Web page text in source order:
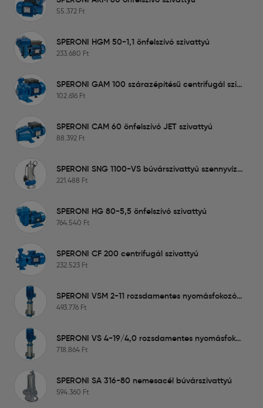
55.372 Ft
SPERONI HGM 50-1,1 önfelszívó szivattyú
233.680 Ft
SPERONI GAM 100 szárazépítésű centrifugál szivattyú
102.616 Ft
SPERONI CAM 60 önfelszívó JET szivattyú
88.392 Ft
SPERONI SNG 1100-VS búvárszivattyú szennyvízre
221.488 Ft
SPERONI HG 80-5,5 önfelszívó szivattyú
764.540 Ft
SPERONI CF 200 centrifugál szivattyú
232.523 Ft
SPERONI VSM 2-11 rozsdamentes nyomásfokozó szivattyú
493.776 Ft
SPERONI VS 4-19/4,0 rozsdamentes nyomásfokozó szivattyú (javított)
718.864 Ft
SPERONI SA 316-80 nemesacél búvárszivattyú
594.360 Ft